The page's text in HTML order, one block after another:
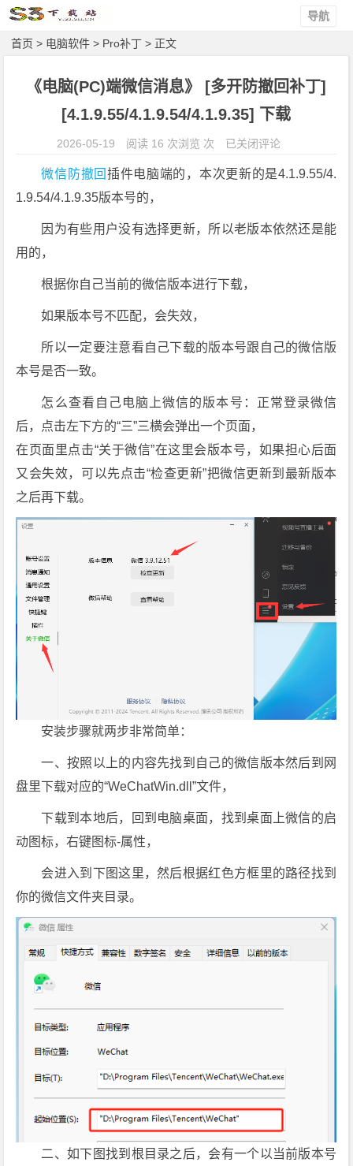
导航
首页 > 电脑软件 > Pro补丁 > 正文
《电脑(PC)端微信消息》 [多开防撤回补丁]
[4.1.9.55/4.1.9.54/4.1.9.35] 下载
2026-05-19 阅读 16 次浏览 次
《电
(P
端
消
开
回
补
[4.
1.
5
3
下
已关闭评论
微信防撤回 插件电脑端的，本次更新的是4.1.9.55/4.
1.9.54/4.1.9.35版本号的，
因为有些用户没有选择更新，所以老版本依然还是能
用的，
根据你自己当前的微信版本进行下载，
如果版本号不匹配，会失效，
所以一定要注意看自己下载的版本号跟自己的微信版
本号是否一致。
怎么查看自己电脑上微信的版本号：正常登录微信
后，点击左下方的“三”三横会弹出一个页面，
在页面里点击“关于微信”在这里会版本号，如果担心后面
又会失效，可以先点击“检查更新”把微信更新到最新版本
之后再下载。
安装步骤就两步非常简单：
一、按照以上的内容先找到自己的微信版本然后到网
盘里下载对应的“WeChatWin.dll”文件，
下载到本地后，回到电脑桌面，找到桌面上微信的启
动图标，右键图标-属性，
会进入到下图这里，然后根据红色方框里的路径找到
你的微信文件夹目录。
二、如下图找到根目录之后，会有一个以当前版本号